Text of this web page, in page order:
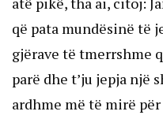
që pata mundësinë të
gjërave të tmerrshme
parë dhe t’ju jepja një
ardhme më të mirë për